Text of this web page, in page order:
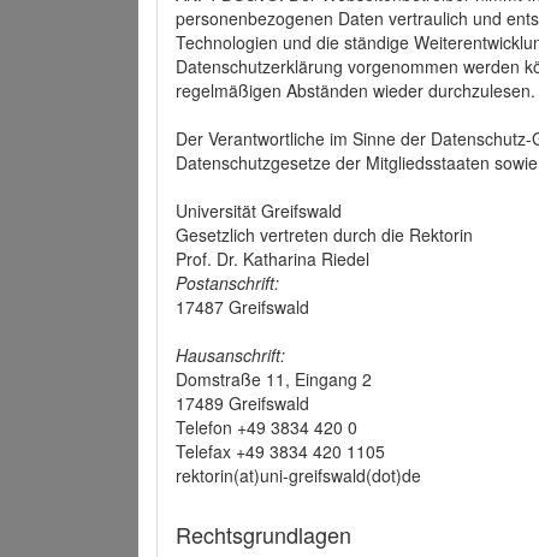
personenbezogenen Daten vertraulich und
Technologien und die ständige
Datenschutzerklärung vorgenommen werden
regelmäßigen Abständen wieder durchzulesen.
Der Verantwortliche im Sinne der
Datenschutzgesetze der Mitgliedsstaaten
Universität Greifswald
Gesetzlich vertreten durch die Rektorin
Prof. Dr. Katharina Riedel
Postanschrift:
17487 Greifswald
Hausanschrift:
Domstraße 11, Eingang 2
17489 Greifswald
Telefon +49 3834 420 0
Telefax +49 3834 420 1105
rektorin(at)uni-greifswald(dot)de
Rechtsgrundlagen